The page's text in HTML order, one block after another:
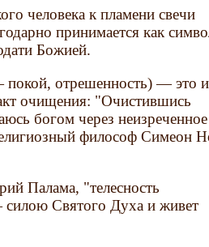
человека к пламени свечи
принимается как
Божией.
покой, отрешенность) — это и
очищения: "Очистившись
богом через неизреченное
философ Симеон
Палама, "телесность
Святого Духа и живет